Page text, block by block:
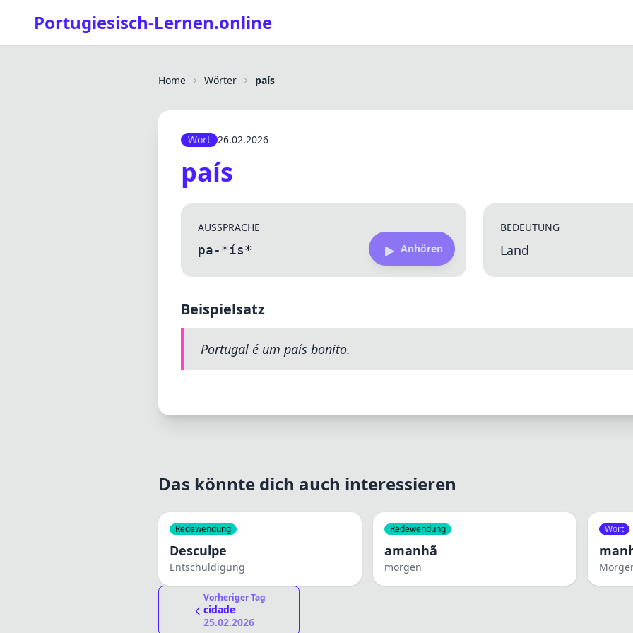
Portugiesisch-Lernen.online
Home Wörter país
Wort 26.02.2026
país
AUSSPRACHE
pa-*ís* Anhören
BEDEUTUNG
Land
Beispielsatz
Portugal é um país bonito.
Das könnte dich auch interessieren
Redewendung
Desculpe
Entschuldigung
Redewendung
amanhã
morgen
Wort
Vorheriger Tag
cidade
25.02.2026